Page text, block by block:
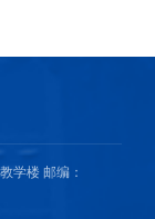
fully nitrated
473, 145331.
Li, Qi Sun, Ning
Li*, Wenxing
Photocatalytic
学楼 邮编：